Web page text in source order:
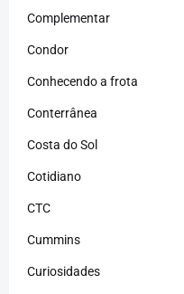
Complementar
Condor
Conhecendo a frota
Conterrânea
Costa do Sol
Cotidiano
CTC
Cummins
Curiosidades